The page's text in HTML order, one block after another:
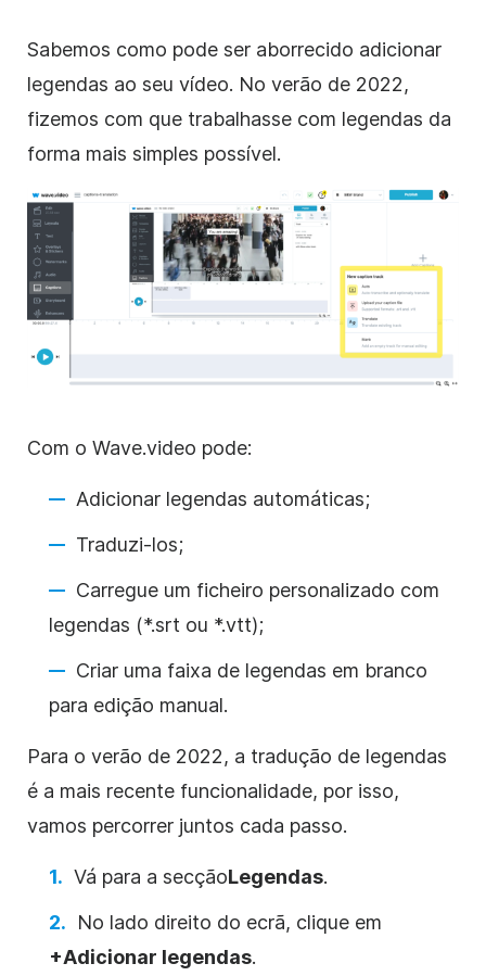
Sabemos como pode ser aborrecido adicionar
legendas ao seu vídeo. No verão de 2022,
fizemos com que trabalhasse com legendas da
forma mais simples possível.
Com o Wave.video pode:
Adicionar legendas automáticas;
Traduzi-los;
Carregue um ficheiro personalizado com
legendas (*.srt ou *.vtt);
Criar uma faixa de legendas em branco
para edição manual.
Para o verão de 2022, a tradução de legendas
é a mais recente funcionalidade, por isso,
vamos percorrer juntos cada passo.
Vá para a secçãoLegendas.
No lado direito do ecrã, clique em
+Adicionar legendas.